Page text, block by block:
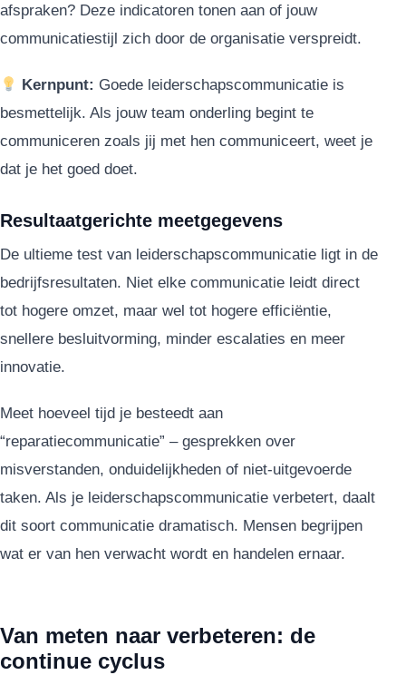
afspraken? Deze indicatoren tonen aan of jouw
communicatiestijl zich door de organisatie verspreidt.
Kernpunt: Goede leiderschapscommunicatie is
besmettelijk. Als jouw team onderling begint te
communiceren zoals jij met hen communiceert, weet je
dat je het goed doet.
Resultaatgerichte meetgegevens
De ultieme test van leiderschapscommunicatie ligt in de
bedrijfsresultaten. Niet elke communicatie leidt direct
tot hogere omzet, maar wel tot hogere efficiëntie,
snellere besluitvorming, minder escalaties en meer
innovatie.
Meet hoeveel tijd je besteedt aan
“reparatiecommunicatie” – gesprekken over
misverstanden, onduidelijkheden of niet-uitgevoerde
taken. Als je leiderschapscommunicatie verbetert, daalt
dit soort communicatie dramatisch. Mensen begrijpen
wat er van hen verwacht wordt en handelen ernaar.
Van meten naar verbeteren: de
continue cyclus